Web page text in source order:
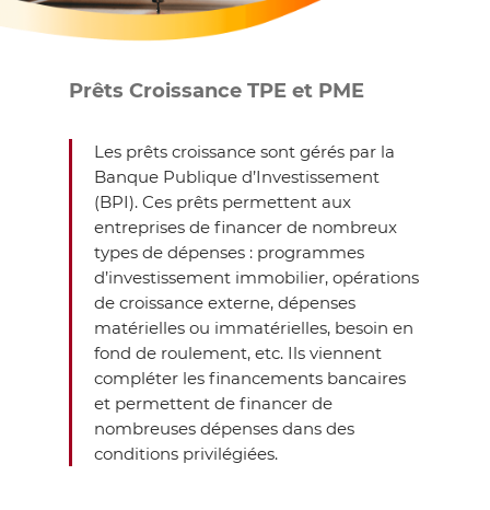
Prêts Croissance TPE et PME
Les prêts croissance sont gérés par la
Banque Publique d’Investissement
(BPI). Ces prêts permettent aux
entreprises de financer de nombreux
types de dépenses : programmes
d’investissement immobilier, opérations
de croissance externe, dépenses
matérielles ou immatérielles, besoin en
fond de roulement, etc. Ils viennent
compléter les financements bancaires
et permettent de financer de
nombreuses dépenses dans des
conditions privilégiées.